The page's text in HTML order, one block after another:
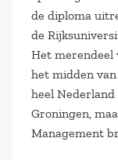
de diploma
de
Het merendeel
het midden
heel Nederland
Groningen,
Management